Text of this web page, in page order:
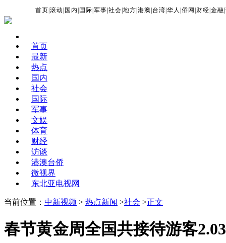
首页 |滚动 国内 国际 |军事 |社会 |地方 |港澳 台湾 |华人 |侨网 财经 |金融 |
首页
最新
热点
国内
社会
国际
军事
文娱
体育
财经
访谈
港澳台侨
微视界
东北亚电视网
当前位置： 中新视频 > 热点新闻 >社会 >正文
春节黄金周全国共接待游客